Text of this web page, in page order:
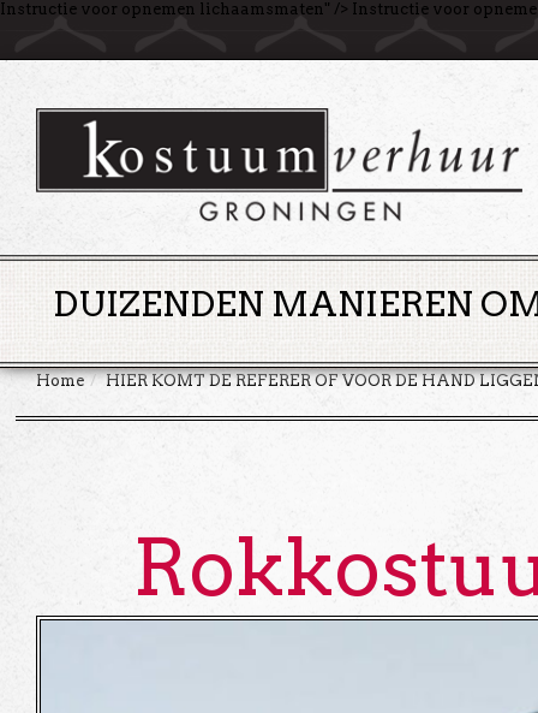
Instructie voor opnemen lichaamsmaten" /> Instructie voor
DUIZENDEN MANIEREN
Home HIER KOMT DE REFERER OF VOOR DE HAND